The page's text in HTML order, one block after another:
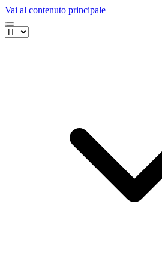
Vai al contenuto principale